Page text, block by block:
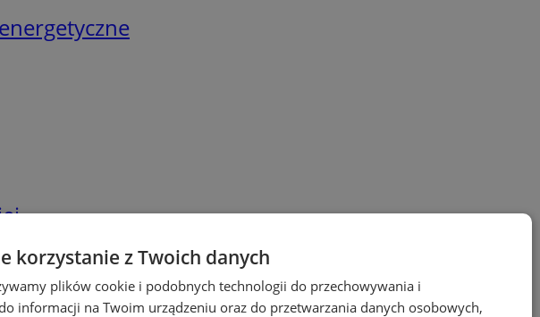
korzystanie z Twoich danych
plików cookie i podobnych technologii do przechowywania i
informacji na Twoim urządzeniu oraz do przetwarzania danych osobowych,